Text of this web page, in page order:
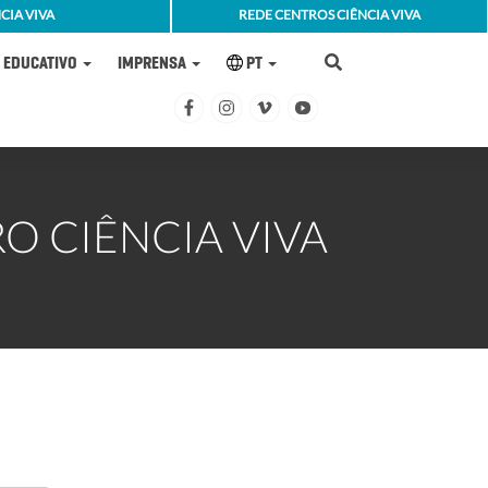
VIVA REDE CENTROS CIÊNCIA VIVA
EDUCATIVO IMPRENSA PT
CIÊNCIA VIVA